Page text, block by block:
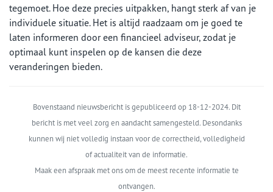
tegemoet. Hoe deze precies uitpakken, hangt sterk af van je
individuele situatie. Het is altijd raadzaam om je goed te
laten informeren door een financieel adviseur, zodat je
optimaal kunt inspelen op de kansen die deze
veranderingen bieden.
Bovenstaand nieuwsbericht is gepubliceerd op 18-12-2024. Dit
bericht is met veel zorg en aandacht samengesteld. Desondanks
kunnen wij niet volledig instaan voor de correctheid, volledigheid
of actualiteit van de informatie.
Maak een afspraak met ons om de meest recente informatie te
ontvangen.